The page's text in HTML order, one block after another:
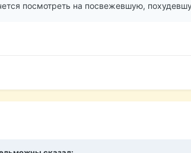
посмотреть на посвежевшую,